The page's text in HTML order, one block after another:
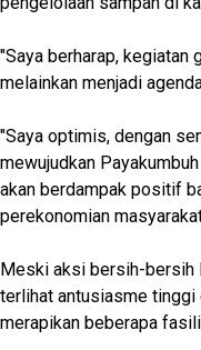
"Saya berharap,
melainkan menjadi
"Saya optimis, dengan
mewujudkan
akan berdampak positif
perekonomian
Meski aksi bersih-bersih
terlihat antusiasme tinggi
merapikan beberapa